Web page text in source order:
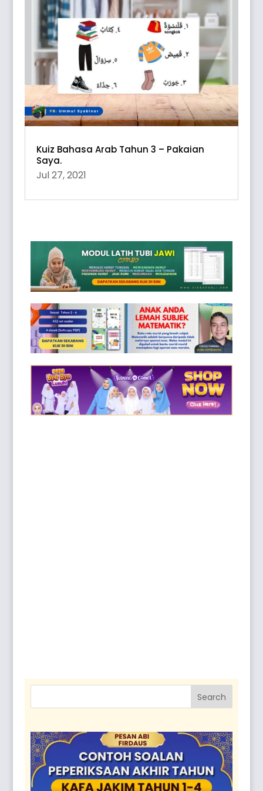
Kuiz Bahasa Arab Tahun 3 – Pakaian
Saya.
Jul 27, 2021